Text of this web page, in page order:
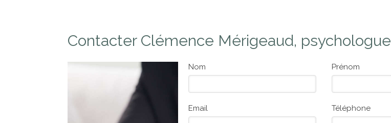
Contacter Clémence Mérigeaud, psychologue
Nom Prénom
Email Téléphone